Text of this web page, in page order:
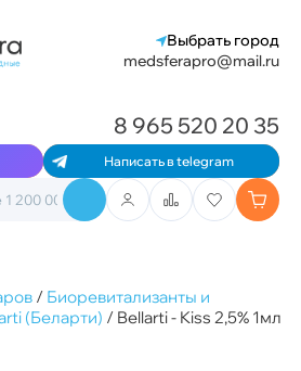
Выбрать город
medsferapro@mail.ru
Написать в telegram
8 965 520 20 35
/ Биоревитализанты и
(Беларти) / Bellarti - Kiss 2,5% 1мл